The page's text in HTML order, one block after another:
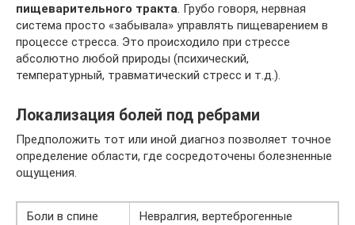
пищеварительного тракта . Грубо говоря, нервная
система просто «забывала» управлять пищеварением в
процессе стресса. Это происходило при стрессе
абсолютно любой природы (психический,
температурный, травматический стресс и т.д.).
Локализация болей под ребрами
Предположить тот или иной диагноз позволяет точное
определение области, где сосредоточены болезненные
ощущения.
Боли в спине Невралгия, вертеброгенные